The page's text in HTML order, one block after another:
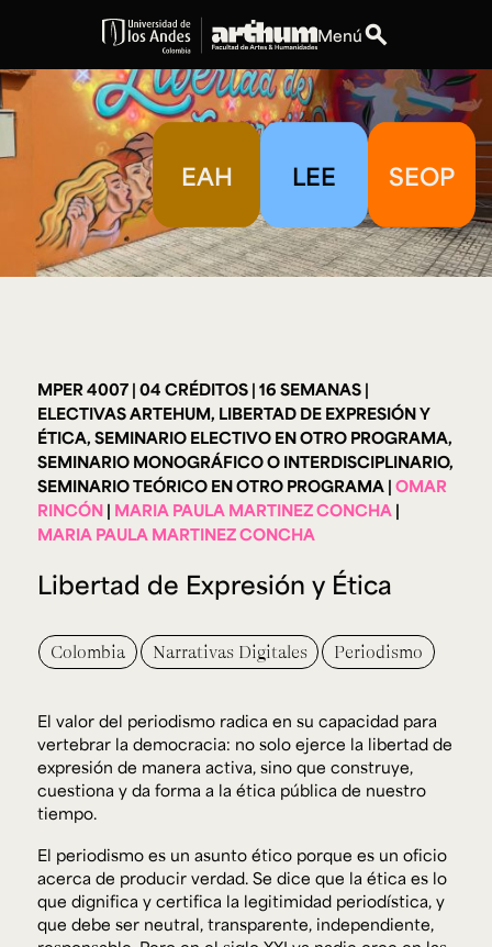
Menúsearch
Educación expand_more
Personas expand_more
Espacios expand_more
Explora ArteHum expand_more
Configuración de cookies
Universidad de los Andes | Vigilada Mineducación.
Resolución 28 del 23 de febrero de 1949, Minjusticia.
Acreditación institucional de alta calidad, 10 años:
Resolución 000194 del 16 de enero del 2025.
Calle 19A #1 - 37
Este. Bloque K.
[+57] (601) 339 4949
Arte e
Historia
del Arte
Ext. 2626
Literatura y
Narrativas Digitales
Ext. 2501
Música
Ext.
2504
Posgrados
Ext. 4925
Educación
Continua
Libertad de Expresión y Ética
MPER 4007 04 CRÉDITOS 16 SEMANAS
ELECTIVAS ARTEHUM, LIBERTAD DE EXPRESIÓN Y
ÉTICA, SEMINARIO ELECTIVO EN OTRO PROGRAMA,
SEMINARIO MONOGRÁFICO O INTERDISCIPLINARIO,
SEMINARIO TEÓRICO EN OTRO PROGRAMA OMAR
RINCÓN
MARIA PAULA MARTINEZ CONCHA
MARIA PAULA MARTINEZ CONCHA
Colombia Narrativas Digitales Periodismo
El valor del periodismo radica en su capacidad para
vertebrar la democracia: no solo ejerce la libertad de
expresión de manera activa, sino que construye,
cuestiona y da forma a la ética pública de nuestro
tiempo.
El periodismo es un asunto ético porque es un oficio
acerca de producir verdad. Se dice que la ética es lo
que dignifica y certifica la legitimidad periodística, y
que debe ser neutral, transparente, independiente,
EAH LEE SEOP